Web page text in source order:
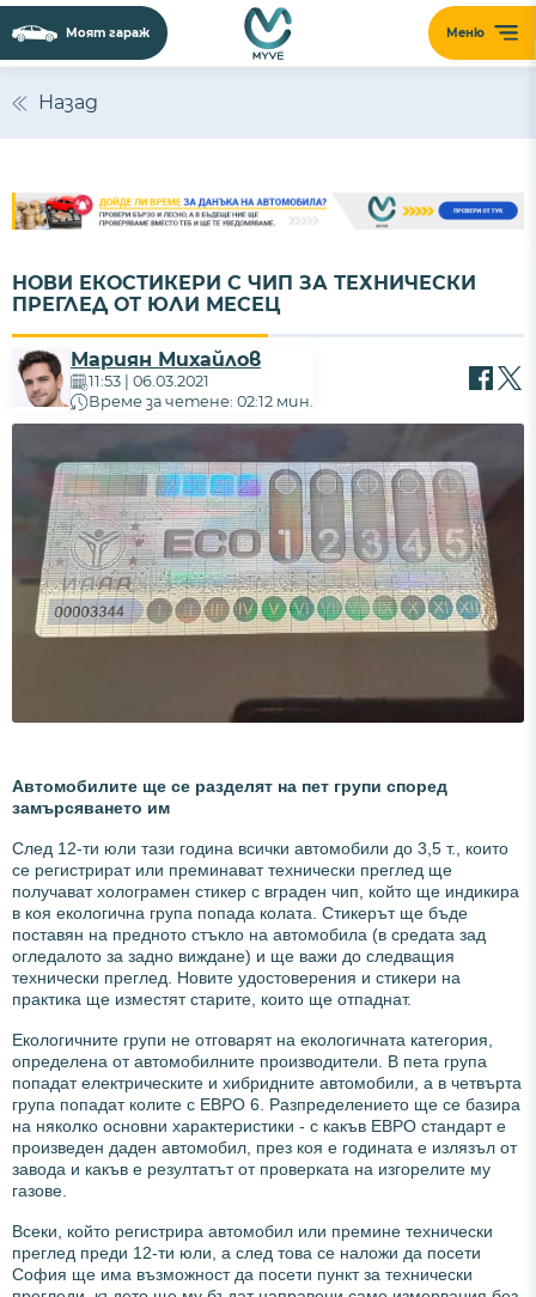
Меню
Моят гараж
Назад
НОВИ ЕКОСТИКЕРИ С ЧИП ЗА ТЕХНИЧЕСКИ
ПРЕГЛЕД ОТ ЮЛИ МЕСЕЦ
Мариян Михайлов
11:53 | 06.03.2021
Време за четене: 02:12 мин.
Автомобилите ще се разделят на пет групи според
замърсяването им
След 12-ти юли тази година всички автомобили до 3,5 т., които
се регистрират или преминават технически преглед ще
получават холограмен стикер с вграден чип, който ще индикира
в коя екологична група попада колата. Стикерът ще бъде
поставян на предното стъкло на автомобила (в средата зад
огледалото за задно виждане) и ще важи до следващия
технически преглед. Новите удостоверения и стикери на
практика ще изместят старите, които ще отпаднат.
Екологичните групи не отговарят на екологичната категория,
определена от автомобилните производители. В пета група
попадат електрическите и хибридните автомобили, а в четвърта
група попадат колите с ЕВРО 6. Разпределението ще се базира
на няколко основни характеристики - с какъв ЕВРО стандарт е
произведен даден автомобил, през коя е годината е излязъл от
завода и какъв е резултатът от проверката на изгорелите му
газове.
Всеки, който регистрира автомобил или премине технически
преглед преди 12-ти юли, а след това се наложи да посети
София ще има възможност да посети пункт за технически